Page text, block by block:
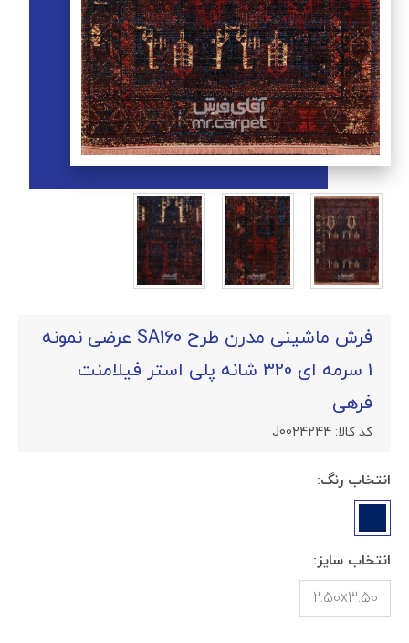
فرش ماشینی مدرن طرح SA160 عرضی نمونه
1 سرمه ای 320 شانه پلی استر فیلامنت
فرهی
کد کالا: J0024244
انتخاب رنگ:
انتخاب سایز:
2.50x3.50